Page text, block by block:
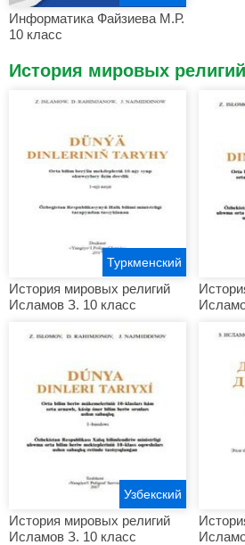
Информатика Файзиева М.Р.
10 класс
История мировых религий
История мировых религий
Исламов З. 10 класс
Туркменский
История мировых религий
Исламов З. 10 класс
Узбекский